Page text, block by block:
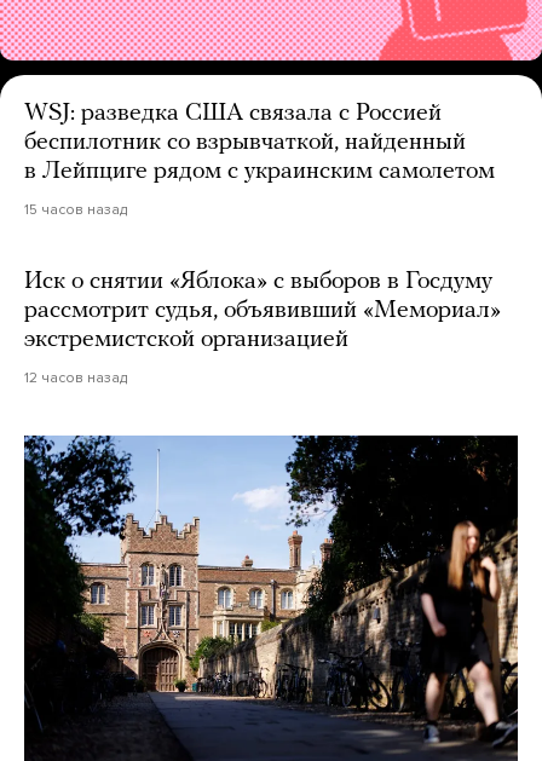
WSJ: разведка США связала с Россией
беспилотник со взрывчаткой, найденный
в Лейпциге рядом с украинским самолетом
15 часов назад
Иск о снятии «Яблока» с выборов в Госдуму
рассмотрит судья, объявивший «Мемориал»
экстремистской организацией
12 часов назад